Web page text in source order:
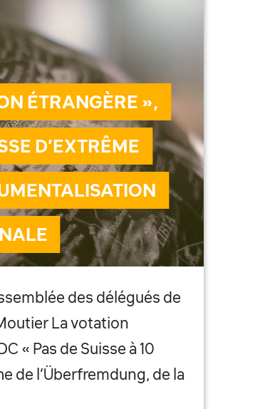
ÉTRANGÈRE »,
D’EXTRÊME
des délégués de
La votation
« Pas de Suisse à 10
de l’Überfremdung, de la